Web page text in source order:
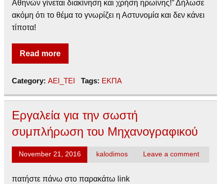
Αθηνών γίνεται διακίνηση και χρήση ηρωίνης!” Δήλωσε
ακόμη ότι το θέμα το γνωρίζει η Αστυνομία και δεν κάνει
τίποτα!
Read more
Category: ΑΕΙ_ΤΕΙ Tags: ΕΚΠΑ
Εργαλεία για την σωστή
συμπλήρωση του Μηχανογραφικού
November 21, 2016 kalodimos Leave a comment
πατήστε πάνω στο παρακάτω link